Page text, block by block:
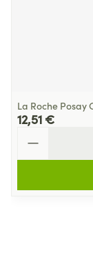
La Roche
12,51 €